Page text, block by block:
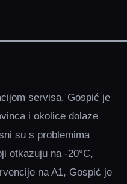
servisa. Gospić je
i okolice dolaze
su s problemima
otkazuju na -20°C,
na A1, Gospić je